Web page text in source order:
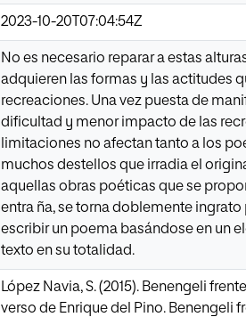
2023-10-20T07:04:54Z
No es necesario reparar a estas
adquieren las formas y las actitudes
recreaciones. Una vez puesta de
dificultad y menor impacto de las
limitaciones no afectan tanto a los
muchos destellos que irradia el
aquellas obras poéticas que se
entra ña, se torna doblemente
escribir un poema basándose en un
texto en su totalidad.
López Navia, S. (2015). Benengeli
verso de Enrique del Pino. Benengeli